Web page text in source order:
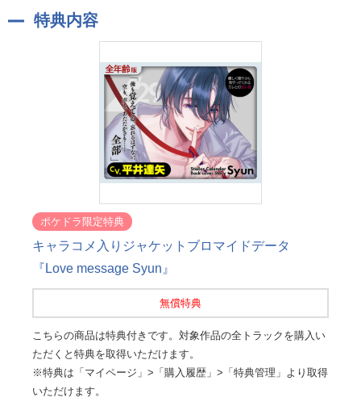
特典内容
ポケドラ限定特典
キャラコメ入りジャケットブロマイドデータ
『Love message Syun』
無償特典
こちらの商品は特典付きです。対象作品の全トラックを購入い
ただくと特典を取得いただけます。
※特典は「マイページ」>「購入履歴」>「特典管理」より取得
いただけます。